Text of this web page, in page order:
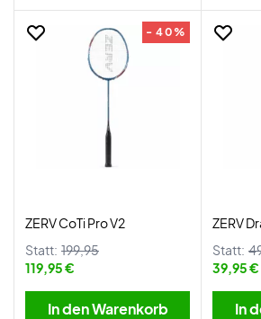
- 40%
ZERV CoTi Pro V2
Statt: 199,95
119,95 €
In den Warenkorb
ZERV
Statt:
39,95 €
In